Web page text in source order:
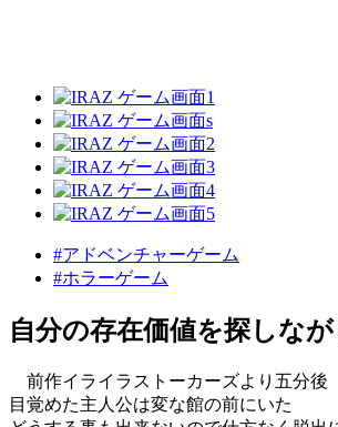
#アドベンチャーゲーム
#ホラーゲーム
自分の存在価値を探しな
前作イライラストーカーズより五分後
目覚めた主人公は変な館の前にいた